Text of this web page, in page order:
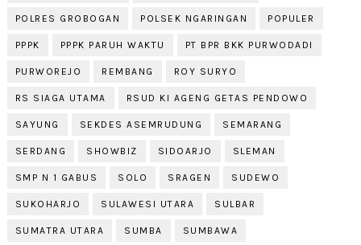
POLRES GROBOGAN POLSEK NGARINGAN POPULER
PPPK PPPK PARUH WAKTU PT BPR BKK PURWODADI
PURWOREJO REMBANG ROY SURYO
RS SIAGA UTAMA RSUD KI AGENG GETAS PENDOWO
SAYUNG SEKDES ASEMRUDUNG SEMARANG
SERDANG SHOWBIZ SIDOARJO SLEMAN
SMP N 1 GABUS SOLO SRAGEN SUDEWO
SUKOHARJO SULAWESI UTARA SULBAR
SUMATRA UTARA SUMBA SUMBAWA